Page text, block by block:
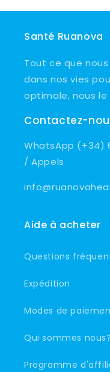
Santé Ruanova
Tout ce que
dans nos vies
optimale, nous
Contactez-
WhatsApp (+34)
/ Appels
Aide à acheter
Questions
Expédition
Modes de
Qui sommes nous?
Programme